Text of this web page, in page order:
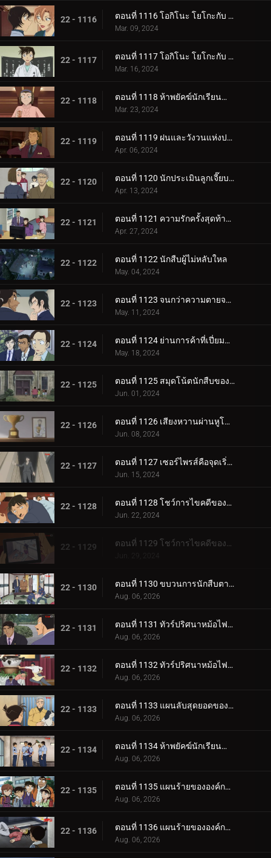
22 - 1116 ตอนที่ 1116 โอกิโนะ โยโกะกับ ห้องปิดตายใต้หลังคา (ภาคแรก)
Mar. 09, 2024
22 - 1117 ตอนที่ 1117 โอกิโนะ โยโกะกับ ห้องปิดตายใต้หลังคา (ภาคจบ)
Mar. 16, 2024
22 - 1118 ตอนที่ 1118 ห้าพยัคฆ์นักเรียนตำรวจ Wild Police Story CASE.โมโรฟุชิ ฮิโรมิทสึ
Mar. 23, 2024
22 - 1119 ตอนที่ 1119 ฝนและวังวนแห่งประสงค์ร้าย
Apr. 06, 2024
22 - 1120 ตอนที่ 1120 นักประเมินลูกเจี๊ยบที่ถูกหมายหัว
Apr. 13, 2024
22 - 1121 ตอนที่ 1121 ความรักครั้งสุดท้ายของคุณนายช่างฝัน
Apr. 27, 2024
22 - 1122 ตอนที่ 1122 นักสืบผู้ไม่หลับใหล
May. 04, 2024
22 - 1123 ตอนที่ 1123 จนกว่าความตายจะพรากจากเราสอง
May. 11, 2024
22 - 1124 ตอนที่ 1124 ย่านการค้าที่เปี่ยมด้วยรัก
May. 18, 2024
22 - 1125 ตอนที่ 1125 สมุดโน้ตนักสืบของสึบุรายะ มิตสึฮิโกะ
Jun. 01, 2024
22 - 1126 ตอนที่ 1126 เสียงหวานผ่านหูโทรศัพท์
Jun. 08, 2024
22 - 1127 ตอนที่ 1127 เซอร์ไพรส์คือจุดเริ่มต้นของโศกนาฏกรรม
Jun. 15, 2024
22 - 1128 ตอนที่ 1128 โชว์การไขคดีของคุโด้ ยูซากุ (ภาคแรก)
Jun. 22, 2024
22 - 1129 ตอนที่ 1129 โชว์การไขคดีของคุโด้ ยูซากุ (ภาคจบ)
Jun. 29, 2024
22 - 1130 ตอนที่ 1130 ขบวนการนักสืบตามล่าโจรวิ่งราว
Aug. 06, 2026
22 - 1131 ตอนที่ 1131 ทัวร์ปริศนาหม้อไฟเท็ตจิริ (ภาคท่าเรือโมจิ-โคคุระ)
Aug. 06, 2026
22 - 1132 ตอนที่ 1132 ทัวร์ปริศนาหม้อไฟเท็ตจิริ (ภาคชิโมโนเซกิ)
Aug. 06, 2026
22 - 1133 ตอนที่ 1133 แผนลับสุดยอดของประธานผู้มีเสน่ห์
Aug. 06, 2026
22 - 1134 ตอนที่ 1134 ห้าพยัคฆ์นักเรียนตำรวจ Wild Police Story CASE.ฟุรุยะ เรย์
Aug. 06, 2026
22 - 1135 ตอนที่ 1135 แผนร้ายขององค์กรชุดดำ (ภาค ล่า)
Aug. 06, 2026
22 - 1136 ตอนที่ 1136 แผนร้ายขององค์กรชุดดำ (ภาค ขึ้นฝั่ง)
Aug. 06, 2026